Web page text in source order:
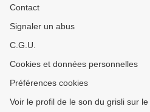
Contact
Signaler un abus
C.G.U.
Cookies et données personnelles
Préférences cookies
Voir le profil de le son du grisli sur